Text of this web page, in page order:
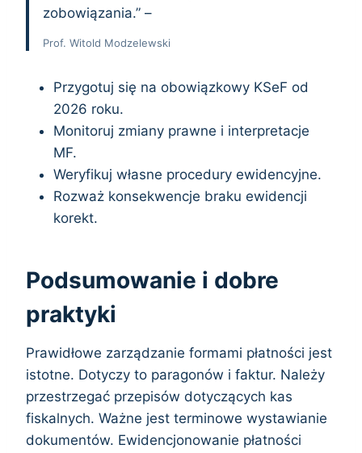
zobowiązania.” –
Prof. Witold Modzelewski
Przygotuj się na obowiązkowy KSeF od
2026 roku.
Monitoruj zmiany prawne i interpretacje
MF.
Weryfikuj własne procedury ewidencyjne.
Rozważ konsekwencje braku ewidencji
korekt.
Podsumowanie i dobre
praktyki
Prawidłowe zarządzanie formami płatności jest
istotne. Dotyczy to paragonów i faktur. Należy
przestrzegać przepisów dotyczących kas
fiskalnych. Ważne jest terminowe wystawianie
dokumentów. Ewidencjonowanie płatności